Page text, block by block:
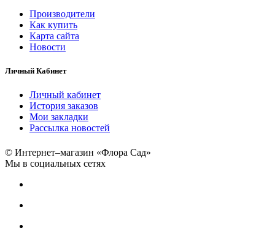
Производители
Как купить
Карта сайта
Новости
Личный Кабинет
Личный кабинет
История заказов
Мои закладки
Рассылка новостей
© Интернет–магазин «Флора Сад»
Мы в социальных сетях